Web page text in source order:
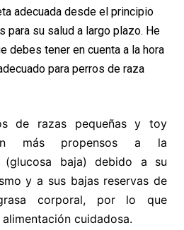
adecuada desde el principio
para su salud a largo plazo. He
debes tener en cuenta a la hora
para perros de raza
de razas pequeñas y toy
más propensos a la
(glucosa baja) debido a su
y a sus bajas reservas de
corporal, por lo que
cuidadosa.